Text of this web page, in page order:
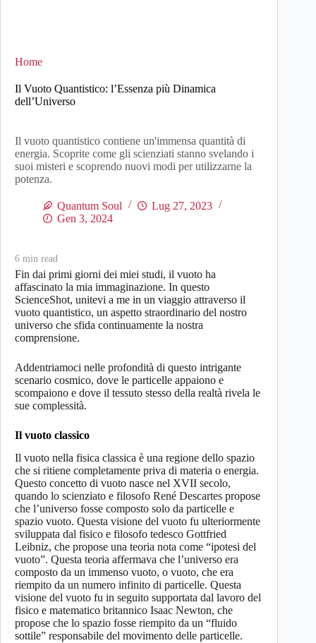
Home
Il Vuoto Quantistico: l’Essenza più Dinamica
dell’Universo
Il vuoto quantistico contiene un'immensa quantità di
energia. Scoprite come gli scienziati stanno svelando i
suoi misteri e scoprendo nuovi modi per utilizzarne la
potenza.
Quantum Soul
Lug 27, 2023
Gen 3, 2024
6 min read
Fin dai primi giorni dei miei studi, il vuoto ha
affascinato la mia immaginazione. In questo
ScienceShot, unitevi a me in un viaggio attraverso il
vuoto quantistico, un aspetto straordinario del nostro
universo che sfida continuamente la nostra
comprensione.
Addentriamoci nelle profondità di questo intrigante
scenario cosmico, dove le particelle appaiono e
scompaiono e dove il tessuto stesso della realtà rivela le
sue complessità.
Il vuoto classico
Il vuoto nella fisica classica è una regione dello spazio
che si ritiene completamente priva di materia o energia.
Questo concetto di vuoto nasce nel XVII secolo,
quando lo scienziato e filosofo René Descartes propose
che l’universo fosse composto solo da particelle e
spazio vuoto. Questa visione del vuoto fu ulteriormente
sviluppata dal fisico e filosofo tedesco Gottfried
Leibniz, che propose una teoria nota come “ipotesi del
vuoto”. Questa teoria affermava che l’universo era
composto da un immenso vuoto, o vuoto, che era
riempito da un numero infinito di particelle. Questa
visione del vuoto fu in seguito supportata dal lavoro del
fisico e matematico britannico Isaac Newton, che
propose che lo spazio fosse riempito da un “fluido
sottile” responsabile del movimento delle particelle.